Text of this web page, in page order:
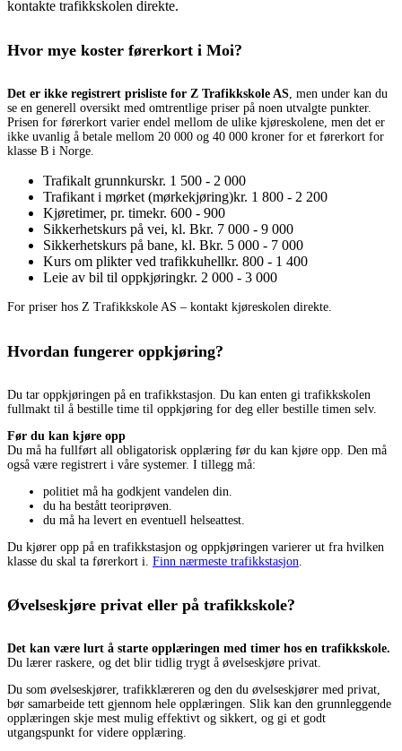
kontakte trafikkskolen direkte.
Hvor mye koster førerkort i Moi?
Det er ikke registrert prisliste for Z Trafikkskole AS, men under kan du
se en generell oversikt med omtrentlige priser på noen utvalgte punkter.
Prisen for førerkort varier endel mellom de ulike kjøreskolene, men det er
ikke uvanlig å betale mellom 20 000 og 40 000 kroner for et førerkort for
klasse B i Norge.
Trafikalt grunnkurskr. 1 500 - 2 000
Trafikant i mørket (mørkekjøring)kr. 1 800 - 2 200
Kjøretimer, pr. timekr. 600 - 900
Sikkerhetskurs på vei, kl. Bkr. 7 000 - 9 000
Sikkerhetskurs på bane, kl. Bkr. 5 000 - 7 000
Kurs om plikter ved trafikkuhellkr. 800 - 1 400
Leie av bil til oppkjøringkr. 2 000 - 3 000
For priser hos Z Trafikkskole AS – kontakt kjøreskolen direkte.
Hvordan fungerer oppkjøring?
Du tar oppkjøringen på en trafikkstasjon. Du kan enten gi trafikkskolen
fullmakt til å bestille time til oppkjøring for deg eller bestille timen selv.
Før du kan kjøre opp
Du må ha fullført all obligatorisk opplæring før du kan kjøre opp. Den må
også være registrert i våre systemer. I tillegg må:
politiet må ha godkjent vandelen din.
du ha bestått teoriprøven.
du må ha levert en eventuell helseattest.
Du kjører opp på en trafikkstasjon og oppkjøringen varierer ut fra hvilken
klasse du skal ta førerkort i. Finn nærmeste trafikkstasjon
Øvelseskjøre privat eller på trafikkskole?
Det kan være lurt å starte opplæringen med timer hos en trafikkskole.
Du lærer raskere, og det blir tidlig trygt å øvelseskjøre privat.
Du som øvelseskjører, trafikklæreren og den du øvelseskjører med privat,
bør samarbeide tett gjennom hele opplæringen. Slik kan den grunnleggende
opplæringen skje mest mulig effektivt og sikkert, og gi et godt
utgangspunkt for videre opplæring.